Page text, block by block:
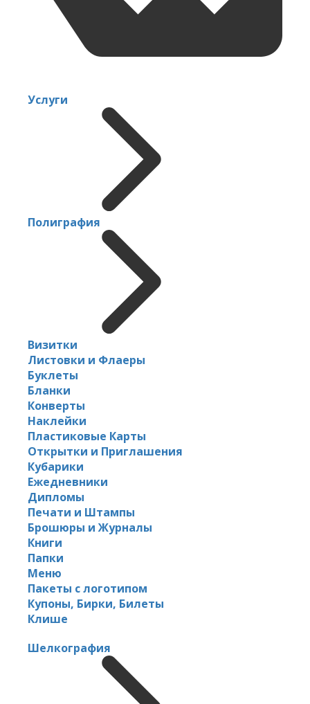
Услуги
Полиграфия
Визитки
Листовки и Флаеры
Буклеты
Бланки
Конверты
Наклейки
Пластиковые Карты
Открытки и Приглашения
Кубарики
Ежедневники
Дипломы
Печати и Штампы
Брошюры и Журналы
Книги
Папки
Меню
Пакеты с логотипом
Купоны, Бирки, Билеты
Клише
Шелкография